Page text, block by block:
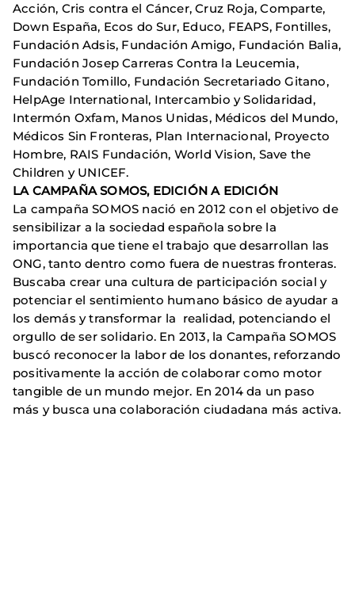
Acción, Cris contra el Cáncer, Cruz Roja, Comparte,
Down España, Ecos do Sur, Educo, FEAPS, Fontilles,
Fundación Adsis, Fundación Amigo, Fundación Balia,
Fundación Josep Carreras Contra la Leucemia,
Fundación Tomillo, Fundación Secretariado Gitano,
HelpAge International, Intercambio y Solidaridad,
Intermón Oxfam, Manos Unidas, Médicos del Mundo,
Médicos Sin Fronteras, Plan Internacional, Proyecto
Hombre, RAIS Fundación, World Vision, Save the
Children y UNICEF.
LA CAMPAÑA SOMOS, EDICIÓN A EDICIÓN
La campaña SOMOS nació en 2012 con el objetivo de
sensibilizar a la sociedad española sobre la
importancia que tiene el trabajo que desarrollan las
ONG, tanto dentro como fuera de nuestras fronteras.
Buscaba crear una cultura de participación social y
potenciar el sentimiento humano básico de ayudar a
los demás y transformar la realidad, potenciando el
orgullo de ser solidario. En 2013, la Campaña SOMOS
buscó reconocer la labor de los donantes, reforzando
positivamente la acción de colaborar como motor
tangible de un mundo mejor. En 2014 da un paso
más y busca una colaboración ciudadana más activa.